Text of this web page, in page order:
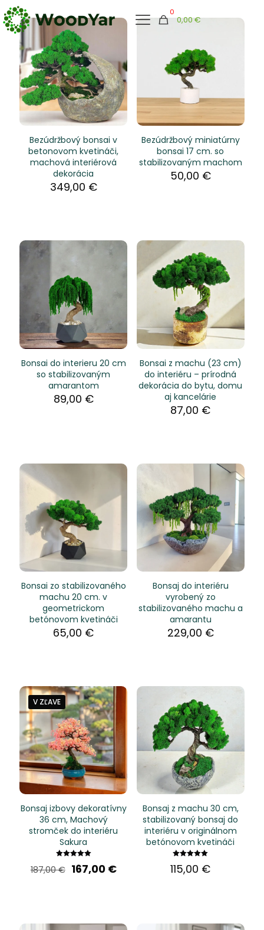
0
0,00 €
Bezúdržbový bonsai v
betonovom kvetináči,
machová interiérová
dekorácia
349,00 €
Bezúdržbový miniatúrny
bonsai 17 cm. so
stabilizovaným machom
50,00 €
Bonsai do interieru 20 cm
so stabilizovaným
amarantom
89,00 €
Bonsai z machu (23 cm)
do interiéru – prírodná
dekorácia do bytu, domu
aj kancelárie
87,00 €
Bonsai zo stabilizovaného
machu 20 cm. v
geometrickom
betónovom kvetináči
65,00 €
Bonsaj do interiéru
vyrobený zo
stabilizovaného machu a
amarantu
229,00 €
V ZĽAVE
Bonsaj izbovy dekoratívny
36 cm, Machový
stromček do interiéru
Sakura
5.00
187,00€ Pôvodná
167,00 €Aktuálna
Bonsaj z machu 30 cm,
stabilizovaný bonsaj do
interiéru v originálnom
betónovom kvetináči
5.00
115,00 €